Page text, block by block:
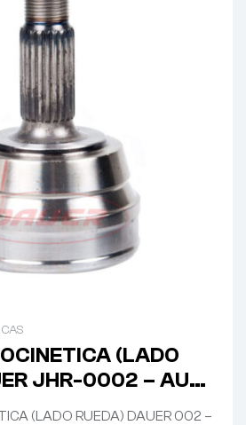
(LADO
JHR-0002 – AUDI
(LADO RUEDA) DAUER 002 –